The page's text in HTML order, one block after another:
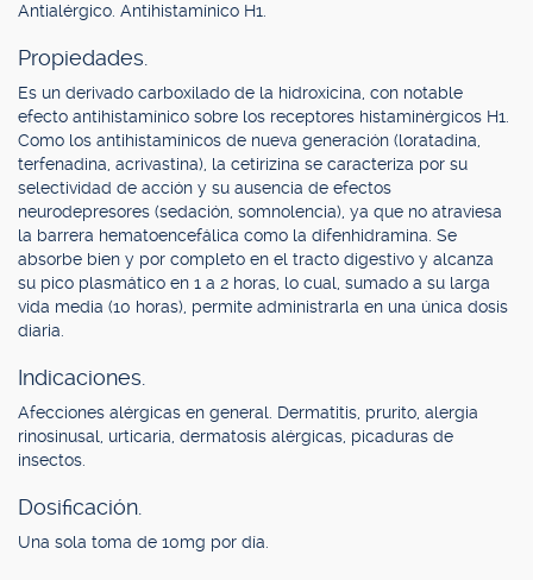
Antialérgico. Antihistamínico H1.
Propiedades.
Es un derivado carboxilado de la hidroxicina, con notable
efecto antihistamínico sobre los receptores histaminérgicos H1.
Como los antihistamínicos de nueva generación (loratadina,
terfenadina, acrivastina), la cetirizina se caracteriza por su
selectividad de acción y su ausencia de efectos
neurodepresores (sedación, somnolencia), ya que no atraviesa
la barrera hematoencefálica como la difenhidramina. Se
absorbe bien y por completo en el tracto digestivo y alcanza
su pico plasmático en 1 a 2 horas, lo cual, sumado a su larga
vida media (10 horas), permite administrarla en una única dosis
diaria.
Indicaciones.
Afecciones alérgicas en general. Dermatitis, prurito, alergia
rinosinusal, urticaria, dermatosis alérgicas, picaduras de
insectos.
Dosificación.
Una sola toma de 10mg por día.